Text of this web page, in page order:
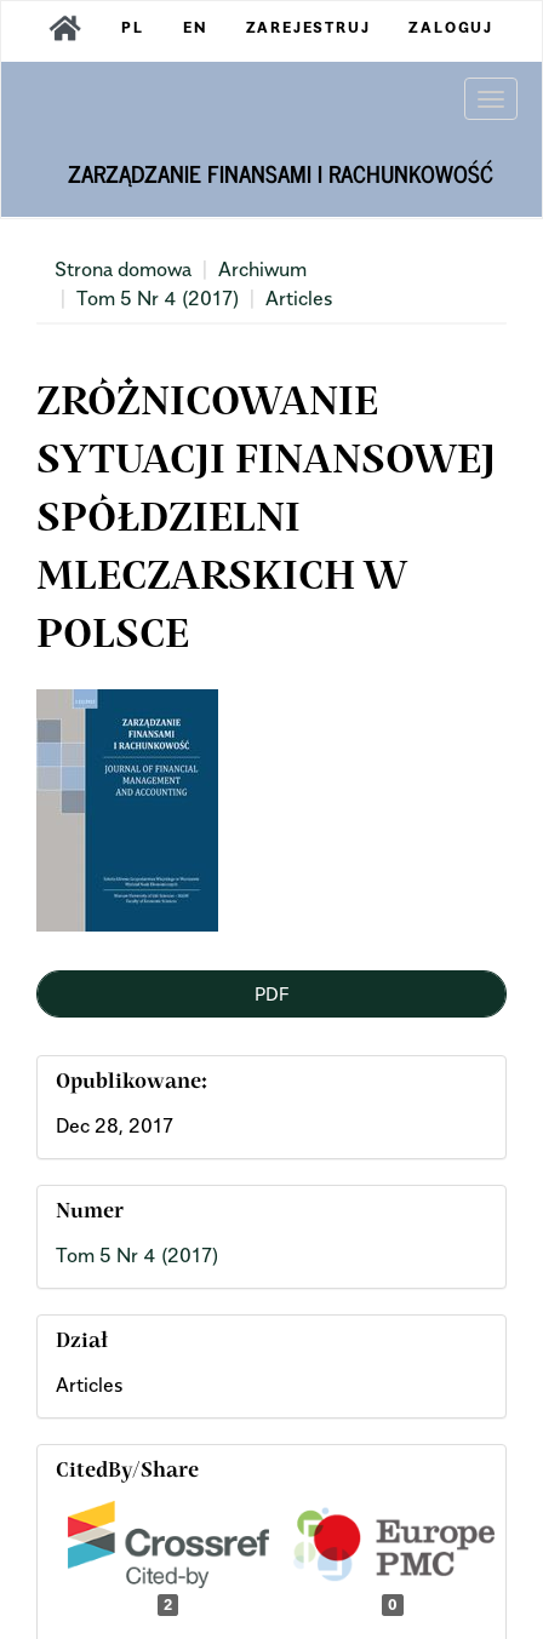
Main
Navigation
PL EN ZAREJESTRUJ ZALOGUJ
ZARZĄDZANIE FINANSAMI I RACHUNKOWOŚĆ
Strona domowa
Archiwum
Tom 5 Nr 4 (2017)
Articles
ZRÓŻNICOWANIE
SYTUACJI FINANSOWEJ
SPÓŁDZIELNI
MLECZARSKICH W
POLSCE
Article
Sidebar
PDF
Opublikowane:
Dec 28, 2017
Numer
Tom 5 Nr 4 (2017)
Dział
Articles
CitedBy/Share
2 0